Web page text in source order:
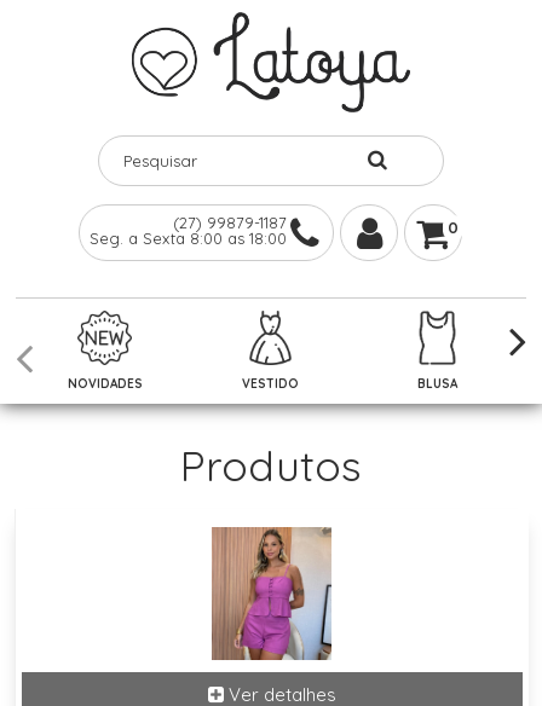
(27) 99879-1187
Seg. a Sexta 8:00 as 18:00
0
NOVIDADES VESTIDO BLUSA
Produtos